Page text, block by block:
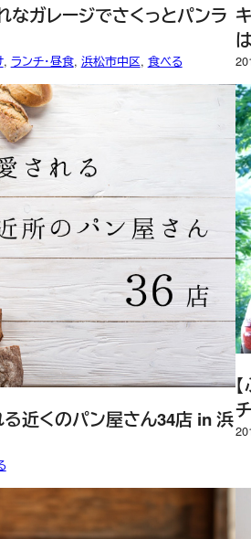
なガレージでさくっとパンラ
, ランチ・昼食, 浜松市中区, 食べる
近くのパン屋さん34店 in 浜